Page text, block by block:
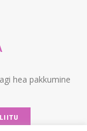
hea pakkumine
LIITU